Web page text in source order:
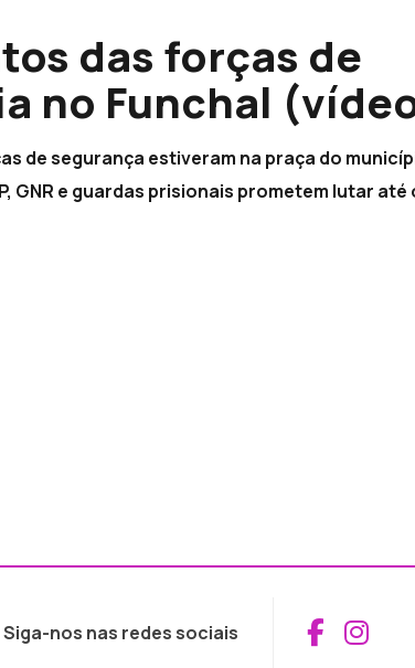
das forças de
no Funchal
de segurança estiveram na praça do
GNR e guardas prisionais prometem lutar até
Siga-nos nas redes sociais